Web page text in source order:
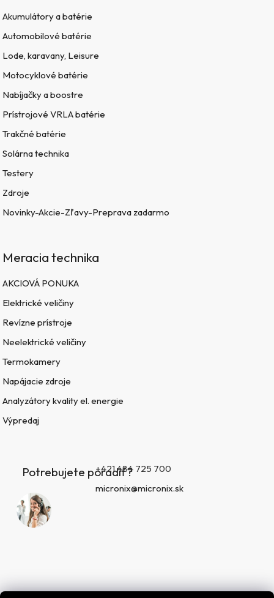
Akumulátory a batérie
Automobilové batérie
Lode, karavany, Leisure
Motocyklové batérie
Nabíjačky a boostre
Prístrojové VRLA batérie
Trakčné batérie
Solárna technika
Testery
Zdroje
Novinky-Akcie-Zľavy-Preprava zadarmo
Meracia technika
AKCIOVÁ PONUKA
Elektrické veličiny
Revízne prístroje
Neelektrické veličiny
Termokamery
Napájacie zdroje
Analyzátory kvality el. energie
Výpredaj
Potrebujete poradiť?+421 484 725 700
micronix@micronix.sk